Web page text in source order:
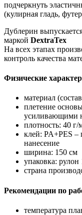
подчеркнуть
(кулирная гладь,
Дублерин
маркой DextraTex
На всех этапах
контроль качества
Физические
материал
плетение
усиливающими
плотность: 40 г/
клей: PA+PES –
нанесение
ширина: 150 см
упаковка: рулон
страна
Рекомендации по
температура